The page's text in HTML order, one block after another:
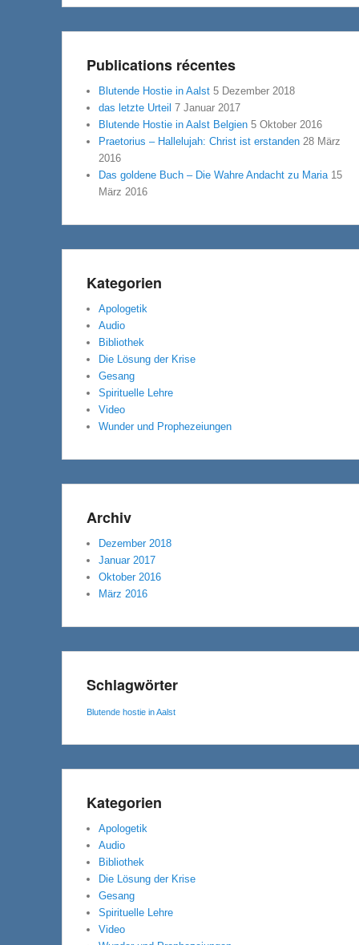
Publications récentes
Blutende Hostie in Aalst 5 Dezember 2018
das letzte Urteil 7 Januar 2017
Blutende Hostie in Aalst Belgien 5 Oktober 2016
Praetorius – Hallelujah: Christ ist erstanden 28 März
2016
Das goldene Buch – Die Wahre Andacht zu Maria 15
März 2016
Kategorien
Apologetik
Audio
Bibliothek
Die Lösung der Krise
Gesang
Spirituelle Lehre
Video
Wunder und Prophezeiungen
Archiv
Dezember 2018
Januar 2017
Oktober 2016
März 2016
Schlagwörter
Blutende hostie in Aalst
Kategorien
Apologetik
Audio
Bibliothek
Die Lösung der Krise
Gesang
Spirituelle Lehre
Video